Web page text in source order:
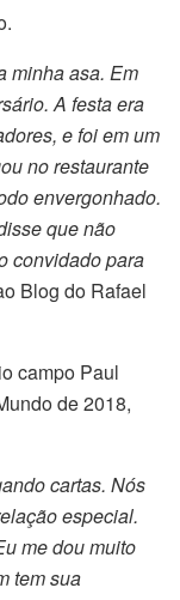
minha asa. Em
A festa era
e foi em um
no restaurante
envergonhado.
que não
convidado para
Blog do Rafael
campo Paul
de 2018,
cartas. Nós
especial.
me dou muito
tem sua